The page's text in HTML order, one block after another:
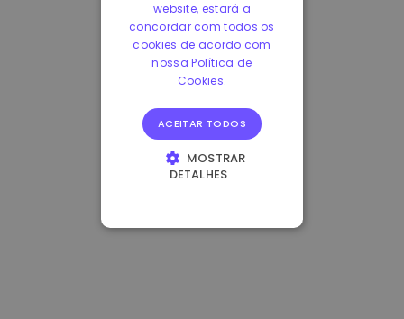
website, estará a
concordar com todos os
cookies de acordo com
nossa Política de
Cookies.
ACEITAR TODOS
MOSTRAR
DETALHES